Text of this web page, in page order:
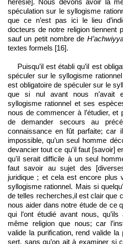
hérésie]. Nous devons avoir la
spéculation sur le syllogisme
que ce n’est pas ici le lieu
docteurs de notre religion tiennent
sauf un petit nombre de
textes formels [16].
Puisqu’il est établi qu’il est
spéculer sur le syllogisme
est obligatoire de spéculer sur le
que si nul avant nous n’avait
syllogisme rationnel et ses
nous de commencer à l’étudier, et
de demander secours au
connaissance en fût parfaite; car
impossible, qu’un seul homme
devancier tout ce qu’il faut [savoir]
qu’il serait difficile à un seul
faut savoir au sujet des
juridique ; et cela est encore plus
syllogisme rationnel. Mais si
de telles recherches,il est clair que
nous aider dans notre étude de ce
qui l’ont étudié avant nous,
même religion que nous; car
valide la purification, rend valide la
sert, sans qu’on ait à examiner si